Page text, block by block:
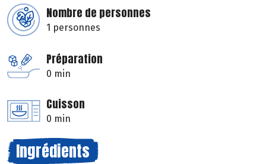
Nombre de personnes
1 personnes
Préparation
0 min
Cuisson
0 min
Ingrédients